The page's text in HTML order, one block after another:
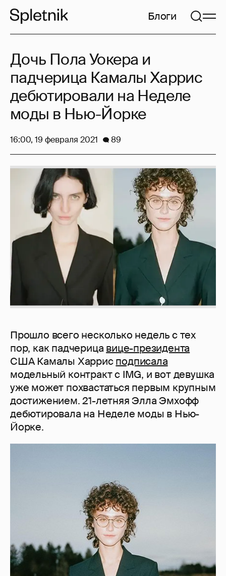
Блоги
Прошло всего несколько недель с тех
пор, как падчерица вице-президента
США Камалы Харрисподписала
модельный контракт с IMG, и вот девушка
уже может похвастаться первым крупным
достижением. 21-летняя Элла Эмхофф
дебютировала на Неделе моды в Нью-
Йорке.
Дочь Пола Уокера и
падчерица Камалы Харрис
дебютировали на Неделе
моды в Нью-Йорке
16:00, 19 февраля 2021 89